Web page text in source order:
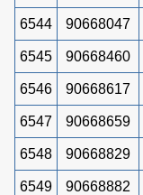
6544 90668047
6545 90668460
6546 90668617
6547 90668659
6548 90668829
6549 90668882